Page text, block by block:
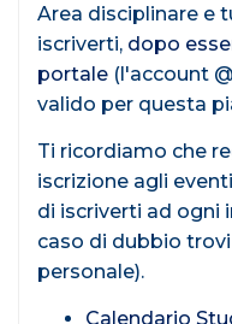
Area disciplinare e
iscriverti, dopo
portale (l'account
valido per questa
Ti ricordiamo che
iscrizione agli
di iscriverti ad ogni
caso di dubbio
personale).
Calendario